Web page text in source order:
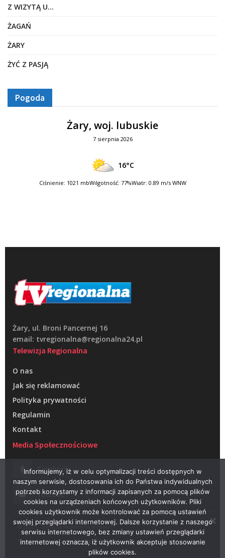
Z WIZYTĄ U…
ŻAGAŃ
ŻARY
ŻYĆ Z PASJĄ
Pogoda
Żary, woj. lubuskie
7 sierpnia 2026
16°C
Ciśnienie: 1021 mbWilgotność: 77%Wiatr: 0.89 m/s WNW
Żary, ul. Broni Pancernej 16
email: tvregionalna@regionalna24.pl
Telewizja Regionalna
O nas
Jak się reklamować
Polityka prywatności
Regulamin
Kontakt
Media Społecznościowe
Facebook
Youtube
© 2022 – Telewizja Regionalna w Żarach
Projektowanie stron WWW –RAGACOM
Informujemy, iż w celu optymalizacji treści dostępnych w
naszym serwisie, dostosowania ich do Państwa indywidualnych
potrzeb korzystamy z informacji zapisanych za pomocą plików
cookies na urządzeniach końcowych użytkowników. Pliki
cookies użytkownik może kontrolować za pomocą ustawień
swojej przeglądarki internetowej. Dalsze korzystanie z naszego
serwisu internetowego, bez zmiany ustawień przeglądarki
internetowej oznacza, iż użytkownik akceptuje stosowanie
plików cookies.